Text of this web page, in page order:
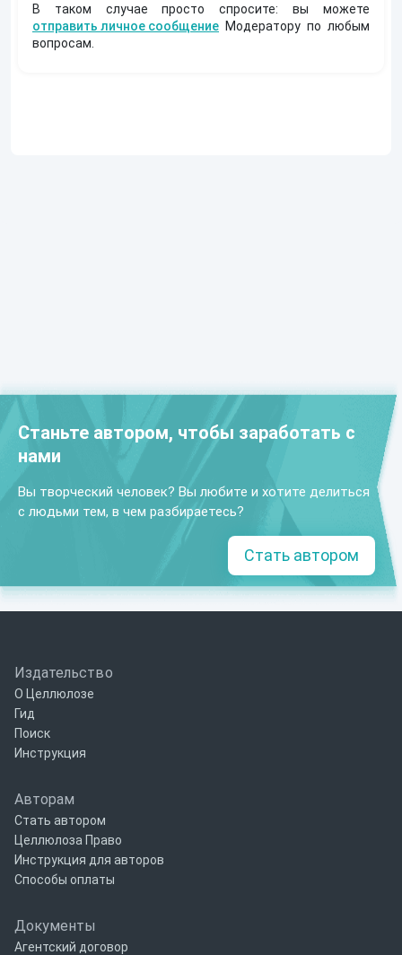
В таком случае просто спросите: вы можете
отправить личное сообщение Модератору по любым
вопросам.
Станьте автором, чтобы заработать с
нами
Вы творческий человек? Вы любите и хотите делиться
с людьми тем, в чем разбираетесь?
Стать автором
Издательство
О Целлюлозе
Гид
Поиск
Инструкция
Авторам
Стать автором
Целлюлоза Право
Инструкция для авторов
Способы оплаты
Документы
Агентский договор